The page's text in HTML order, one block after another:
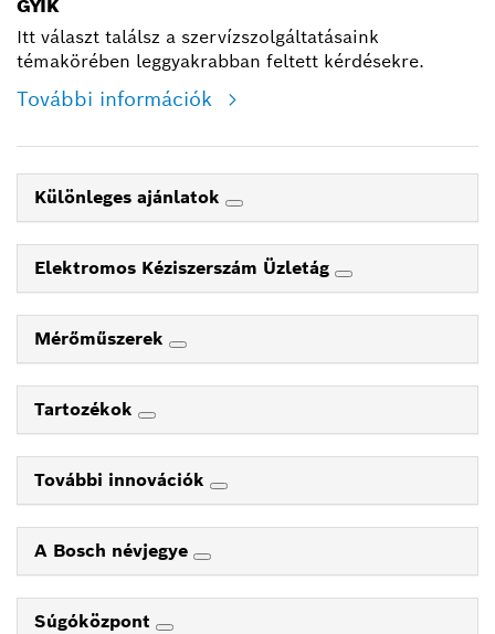
GYIK
Itt választ találsz a szervízszolgáltatásaink
témakörében leggyakrabban feltett kérdésekre.
További információk
Különleges ajánlatok
Elektromos Kéziszerszám Üzletág
Mérőműszerek
Tartozékok
További innovációk
A Bosch névjegye
Súgóközpont